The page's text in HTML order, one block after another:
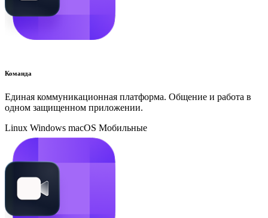
Команда
Единая коммуникационная платформа. Общение и работа в
одном защищенном приложении.
Linux Windows macOS Мобильные